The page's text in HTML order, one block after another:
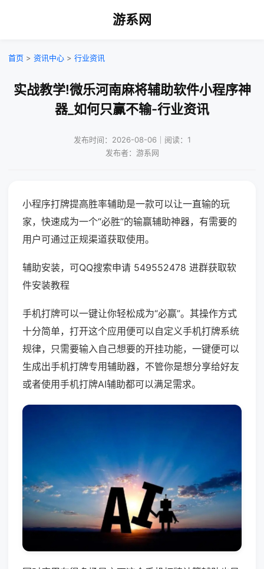
游系网
首页 > 资讯中心 > 行业资讯
实战教学!微乐河南麻将辅助软件小程序神
器_如何只赢不输-行业资讯
发布时间：2026-08-06｜阅读：1
发布者：游系网
小程序打牌提高胜率辅助是一款可以让一直输的玩
家，快速成为一个“必胜”的输赢辅助神器，有需要的
用户可通过正规渠道获取使用。
辅助安装，可QQ搜索申请 549552478 进群获取软
件安装教程
手机打牌可以一键让你轻松成为“必赢”。其操作方式
十分简单，打开这个应用便可以自定义手机打牌系统
规律，只需要输入自己想要的开挂功能，一键便可以
生成出手机打牌专用辅助器，不管你是想分享给好友
或者使用手机打牌AI辅助都可以满足需求。